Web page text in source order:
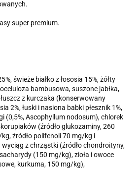
super premium.
świeże białko z łososia 15%, żółty
bambusowa, suszone jabłka,
z kurczaka (konserwowany
2%, łuski i nasiona babki płesznik 1%,
(0,5%, Ascophyllum nodosum), chlorek
(źródło glukozaminy, 260
źródło polifenoli 70 mg/kg i
z chrząstki (źródło chondroityny,
(150 mg/kg), zioła i owoce
kurkuma, 150 mg/kg),